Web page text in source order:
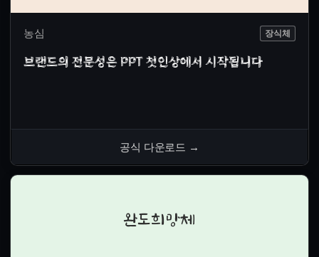
농심 장식체
브랜드의 전문성은 PPT 첫인상에서 시작됩니다
공식 다운로드 →
완도희망체